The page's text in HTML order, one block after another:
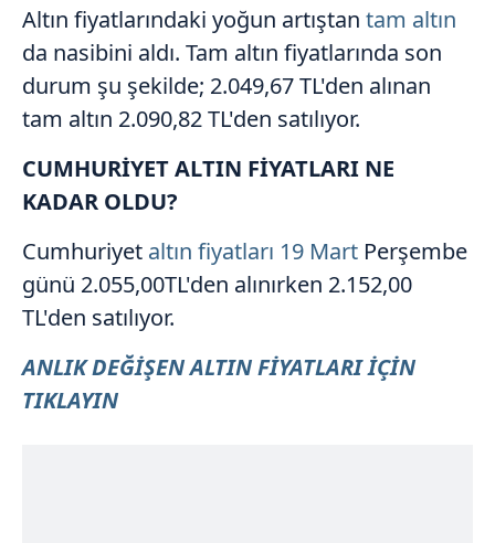
sınırlı olarak açık rızanız dahilinde kullanılacaktır.
Çerezlere ilişkin tercihlerinizi aşağıda yer alan panel
vasıtasıyla belirleyebilirsiniz. Çerezlere ilişkin detaylı bilgi
için Ayarlar butonuna tıklayabilir, Çerez Bilgilendirme
6698 sayılı Kişisel Verilerin Korunması Kanunu uyarınca
ilgili mevzuata uygun olarak kullanılan çerezlerle ilgili bilgi
almak için lütfentıklayınız.
Altın fiyatlarındaki yoğun artıştan tam altın
da nasibini aldı. Tam altın fiyatlarında son
durum şu şekilde; 2.049,67 TL'den alınan
tam altın 2.090,82 TL'den satılıyor.
CUMHURİYET ALTIN FİYATLARI NE
KADAR OLDU?
Cumhuriyet altın fiyatları 19 Mart Perşembe
günü 2.055,00TL'den alınırken 2.152,00
TL'den satılıyor.
ANLIK DEĞİŞEN ALTIN FİYATLARI İÇİN
TIKLAYIN